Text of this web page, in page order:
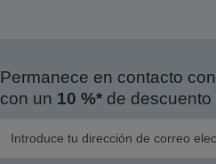
Permanece en contacto
con un 10 %*de descuento